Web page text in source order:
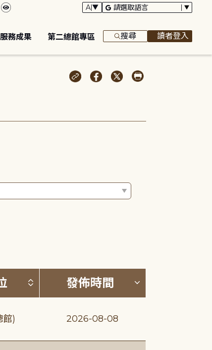
服務成果 第二總館專區 搜尋 讀者登入
冪)按發布單位排序 (升降冪)
發佈時間 按發佈時間
館) 2026-08-08